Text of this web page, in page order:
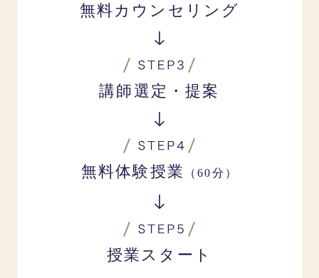
無料カウンセリング
講師選定・提案
無料体験授業 （60分）
授業スタート